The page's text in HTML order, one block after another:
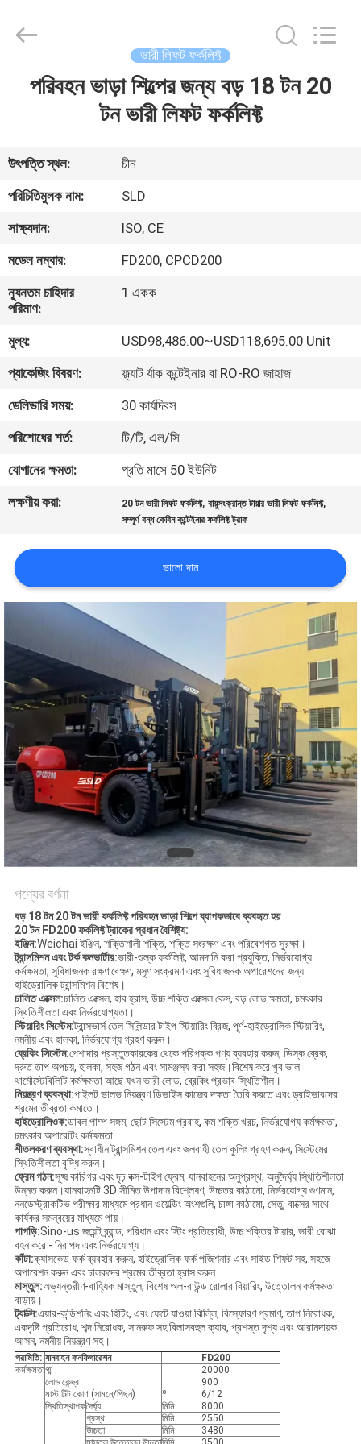
বাড়ি
আমাদের
সম্পর্কে
কারখানা
ভ্রমণ
মান
নিয়ন্ত্রণ
সাইট
ম্যাপ
PRIVACY
ভারী লিফট ফর্কলিফ্ট
পরিবহন ভাড়া শিল্পের জন্য বড় 18 টন 20
টন ভারী লিফট ফর্কলিফ্ট
উৎপত্তি স্থল:
চীন
পরিচিতিমুলক নাম:
SLD
সাক্ষ্যদান:
ISO, CE
মডেল নম্বার:
FD200, CPCD200
ন্যূনতম চাহিদার
পরিমাণ:
1 একক
মূল্য:
USD98,486.00~USD118,695.00 Unit
প্যাকেজিং বিবরণ:
ফ্ল্যাট র্যাক কন্টেইনার বা RO-RO জাহাজ
ডেলিভারি সময়:
30 কার্যদিবস
পরিশোধের শর্ত:
টি/টি, এল/সি
যোগানের ক্ষমতা:
প্রতি মাসে 50 ইউনিট
লক্ষণীয় করা:
20 টন ভারী লিফট ফর্কলিফ্ট,বায়ুসংক্রান্ত টায়ার ভারী লিফট ফর্কলিফ্ট,
সম্পূর্ণ বন্ধ কেবিন কন্টেইনার ফর্কলিফ্ট ট্রাক
ভালো দাম
পণ্যের বর্ণনা
বড় 18 টন 20 টন ভারী ফর্কলিফ্ট পরিবহন ভাড়া শিল্পে ব্যাপকভাবে ব্যবহৃত হয়
20 টন FD200 ফর্কলিফ্ট ট্রাকের প্রধান বৈশিষ্ট্য:
ইঞ্জিন:Weichai ইঞ্জিন, শক্তিশালী শক্তি, শক্তি সংরক্ষণ এবং পরিবেশগত সুরক্ষা।
ট্রান্সমিশন এবং টর্ক কনভার্টার:ভারী-শুল্ক ফর্কলিফ্ট, আমদানি করা প্রযুক্তি, নির্ভরযোগ্য
কর্মক্ষমতা, সুবিধাজনক রক্ষণাবেক্ষণ, মসৃণ সংক্রমণ এবং সুবিধাজনক অপারেশনের জন্য
হাইড্রোলিক ট্রান্সমিশন বিশেষ।
চালিত এক্সেল:চালিত এক্সেল, হাব হ্রাস, উচ্চ শক্তি এক্সেল কেস, বড় লোড ক্ষমতা, চমৎকার
স্থিতিশীলতা এবং নির্ভরযোগ্যতা।
স্টিয়ারিং সিস্টেম:ট্রান্সভার্স তেল সিলিন্ডার টাইপ স্টিয়ারিং ব্রিজ, পূর্ণ-হাইড্রোলিক স্টিয়ারিং,
নমনীয় এবং হালকা, নির্ভরযোগ্য গ্রহণ করুন।
ব্রেকিং সিস্টেম:পেশাদার প্রস্তুতকারকের থেকে পরিপক্ক পণ্য ব্যবহার করুন, ডিস্ক ব্রেক,
দ্রুত তাপ অপচয়, হালকা, সহজ গঠন এবং সামঞ্জস্য করা সহজ।বিশেষ করে খুব ভাল
থার্মোস্টেবিলিটি কর্মক্ষমতা আছে যখন ভারী লোড, ব্রেকিং প্রভাব স্থিতিশীল।
নিয়ন্ত্রণ ব্যবস্থা:পাইলট ভালভ নিয়ন্ত্রণ ডিভাইস কাজের দক্ষতা তৈরি করতে এবং ড্রাইভারদের
শ্রমের তীব্রতা কমাতে।
হাইড্রোলিওক:ডাবল পাম্প সঙ্গম, ছোট সিস্টেম প্রবাহ, কম শক্তি খরচ, নির্ভরযোগ্য কর্মক্ষমতা,
চমৎকার অপারেটিং কর্মক্ষমতা
শীতলকরণ ব্যবস্থা:স্বাধীন ট্রান্সমিশন তেল এবং জলবাহী তেল কুলিং গ্রহণ করুন, সিস্টেমের
স্থিতিশীলতা বৃদ্ধি করুন।
ফ্রেম গঠন:সূক্ষ্ম কারিগর এবং দৃঢ় বক্স-টাইপ ফ্রেম, যানবাহনের অনুপ্রস্থ, অনুদৈর্ঘ্য স্থিতিশীলতা
উন্নত করুন।যানবাহনটি 3D সীমিত উপাদান বিশ্লেষণ, উচ্চতর কাঠামো, নির্ভরযোগ্য গুণমান,
ননডেস্ট্রাকটিভ পরীক্ষার মাধ্যমে প্রধান ওয়েল্ডিং অংশগুলি, চাঙ্গা কাঠামো, সেতু, বাক্সের সাথে
কার্যকর সমন্বয়ের মাধ্যমে পায়।
পাগড়ি:Sino-us জয়েন্ট ব্র্যান্ড, পরিধান এবং স্টিং প্রতিরোধী, উচ্চ শক্তির টায়ার, ভারী বোঝা
বহন করে - নিরাপদ এবং নির্ভরযোগ্য।
কাঁটা:ক্যাসকেড ফর্ক ব্যবহার করুন, হাইড্রোলিক ফর্ক পজিশনার এবং সাইড শিফট সহ, সহজে
অপারেশন করুন এবং চালকদের শ্রমের তীব্রতা হ্রাস করুন
মাস্তুল:অভ্যন্তরীণ-বাহ্যিক মাস্তুল, বিশেষ অল-রাউন্ড রোলার বিয়ারিং, উত্তোলন কর্মক্ষমতা
বাড়ায়।
ট্যাক্সি:এয়ার-কন্ডিশনিং এবং হিটিং, এবং ফেটে যাওয়া ঝিল্লি, বিস্ফোরণ প্রমাণ, তাপ নিরোধক,
একদৃষ্টি প্রতিরোধ, শব্দ নিরোধক, সানরুফ সহ বিলাসবহুল ক্যাব, প্রশস্ত দৃশ্য এবং আরামদায়ক
আসন, নমনীয় নিয়ন্ত্রণ সহ।
পরামিতি: যানবাহন কনফিগারেশন FD200
কর্মক্ষমতাগ্ম
20000
লোড কেন্দ্র
900
মাস্ট টিল্ট কোণ (সামনে/পিছন)
º
6/12
স্থিতিস্থাপকদৈর্ঘ্য মিমি
8000
প্রস্থ
মিমি
2550
উচ্চতা
মিমি
3480